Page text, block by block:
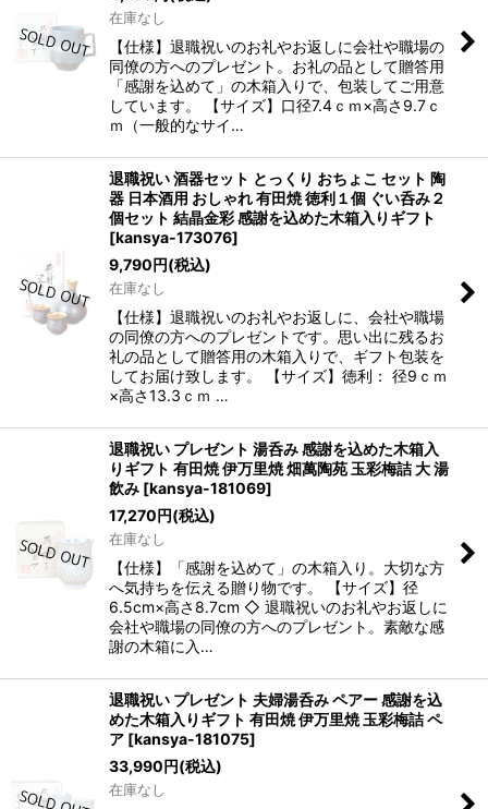
在庫なし
【仕様】退職祝いのお礼やお返しに会社や職場の
同僚の方へのプレゼント。お礼の品として贈答用
「感謝を込めて」の木箱入りで、包装してご用意
しています。 【サイズ】口径7.4ｃｍ×高さ9.7ｃ
ｍ（一般的なサイ…
退職祝い 酒器セット とっくり おちょこ セット 陶
器 日本酒用 おしゃれ 有田焼 徳利１個 ぐい呑み２
個セット 結晶金彩 感謝を込めた木箱入りギフト
[kansya-173076]
9,790円(税込)
在庫なし
【仕様】退職祝いのお礼やお返しに、会社や職場
の同僚の方へのプレゼントです。思い出に残るお
礼の品として贈答用の木箱入りで、ギフト包装を
してお届け致します。 【サイズ】徳利： 径9ｃｍ
×高さ13.3ｃｍ …
退職祝い プレゼント 湯呑み 感謝を込めた木箱入
りギフト 有田焼 伊万里焼 畑萬陶苑 玉彩梅詰 大 湯
飲み [kansya-181069]
17,270円(税込)
在庫なし
【仕様】「感謝を込めて」の木箱入り。大切な方
へ気持ちを伝える贈り物です。 【サイズ】径
6.5cm×高さ8.7cm ◇ 退職祝いのお礼やお返しに
会社や職場の同僚の方へのプレゼント。素敵な感
謝の木箱に入…
退職祝い プレゼント 夫婦湯呑み ペアー 感謝を込
めた木箱入りギフト 有田焼 伊万里焼 玉彩梅詰 ペ
ア [kansya-181075]
33,990円(税込)
在庫なし